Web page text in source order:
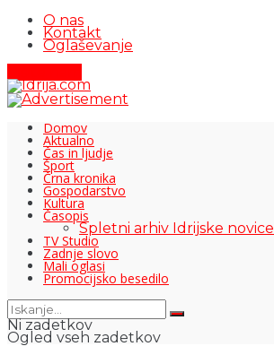
O nas
Kontakt
Oglaševanje
Domov
Aktualno
Čas in ljudje
Šport
Črna kronika
Gospodarstvo
Kultura
Časopis
Spletni arhiv Idrijske novice
TV Studio
Zadnje slovo
Mali oglasi
Promocijsko besedilo
Ni zadetkov
Ogled vseh zadetkov